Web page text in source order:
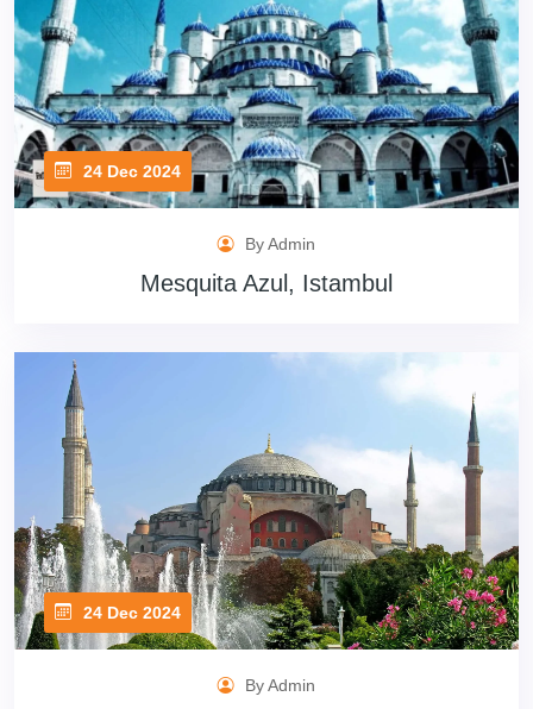
24 Dec 2024
By Admin
Mesquita Azul, Istambul
24 Dec 2024
By Admin